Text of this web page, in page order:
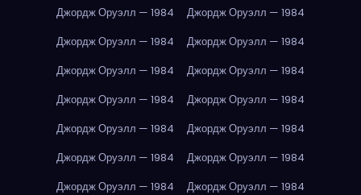
Джордж Оруэлл — 1984
Джордж Оруэлл — 1984
Джордж Оруэлл — 1984
Джордж Оруэлл — 1984
Джордж Оруэлл — 1984
Джордж Оруэлл — 1984
Джордж Оруэлл — 1984
Джордж Оруэлл — 1984
Джордж Оруэлл — 1984
Джордж Оруэлл — 1984
Джордж Оруэлл — 1984
Джордж Оруэлл — 1984
Джордж Оруэлл — 1984
Джордж Оруэлл — 1984